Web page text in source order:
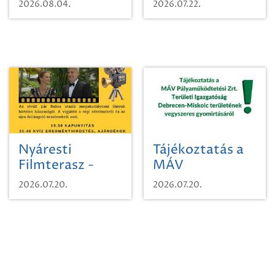
2026.08.04.
időutazásra!
2026.07.22.
Nyáresti
Filmterasz -
Beugró a
Paradicsomba
2026.07.20.
Tájékoztatás a
MÁV
Pályaműködtetési
Zrt. Területi
2026.07.20.